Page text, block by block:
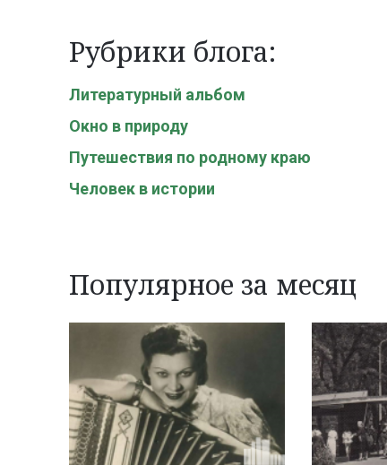
Рубрики блога:
Литературный альбом
Окно в природу
Путешествия по родному краю
Человек в истории
Популярное за месяц